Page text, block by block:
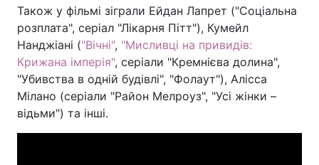
Також у фільмі зіграли Ейдан Лапрет ("Соціальна
розплата", серіал "Лікарня Пітт"), Кумейл
Нанджіані ("Вічні", "Мисливці на привидів:
Крижана імперія", серіали "Кремнієва долина",
"Убивства в одній будівлі", "Фолаут"), Алісса
Мілано (серіали "Район Мелроуз", "Усі жінки –
відьми") та інші.